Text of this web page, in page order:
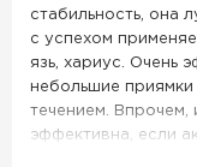
стабильность, она
с успехом
язь, хариус. Очень
небольшие
течением. Впрочем,
эффективна, если